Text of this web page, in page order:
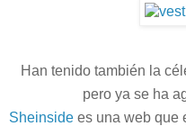
Han tenido también la
pero ya se ha
Sheinside es una web que